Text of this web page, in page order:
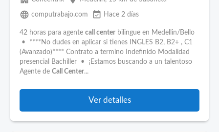
language computrabajo.com event_available Hace 2 días
42 horas para agente call center bilingue en Medellin/Bello
• ****No dudes en aplicar si tienes INGLES B2, B2+ , C1
(Avanzado)**** Contrato a termino Indefinido Modalidad
presencial Bachiller • ¡Estamos buscando a un talentoso
Agente de Call Center...
Ver detalles